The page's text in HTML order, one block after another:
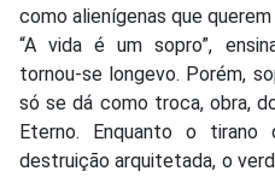
como alienígenas que
“A vida é um sopro”,
tornou-se longevo. Porém,
só se dá como troca, obra,
Eterno. Enquanto o
destruição arquitetada, o